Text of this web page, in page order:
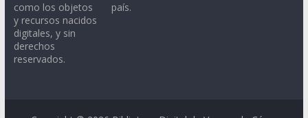
como los objetos
y recursos nacidos
digitales, y sin
derechos
reservados.
país.